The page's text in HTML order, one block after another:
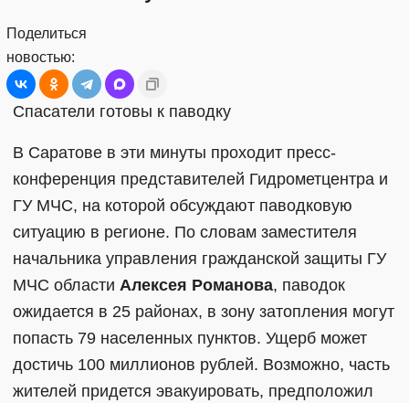
Поделиться
новостью:
Спасатели готовы к паводку
В Саратове в эти минуты проходит пресс-
конференция представителей Гидрометцентра и
ГУ МЧС, на которой обсуждают паводковую
ситуацию в регионе. По словам заместителя
начальника управления гражданской защиты ГУ
МЧС области Алексея Романова, паводок
ожидается в 25 районах, в зону затопления могут
попасть 79 населенных пунктов. Ущерб может
достичь 100 миллионов рублей. Возможно, часть
жителей придется эвакуировать, предположил